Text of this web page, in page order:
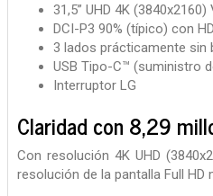
31,5” UHD 4K (3840x2160)
DCI-P3 90% (típico) con
3 lados prácticamente sin
USB Tipo-C™ (suministro
Interruptor LG
Claridad con 8,29
Con resolución 4K UHD
resolución de la pantalla Full